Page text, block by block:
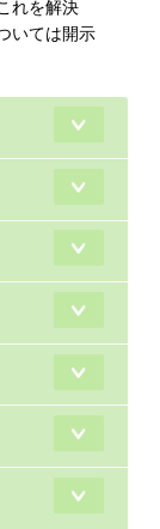
れを解決
いては開示